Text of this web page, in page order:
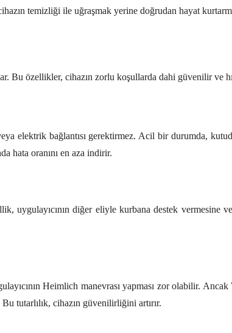
temizliği ile uğraşmak yerine doğrudan hayat
özellikler, cihazın zorlu koşullarda dahi güvenilir ve
elektrik bağlantısı gerektirmez. Acil bir durumda,
hata oranını en aza indirir.
uygulayıcının diğer eliyle kurbana destek vermesine
Heimlich manevrası yapması zor olabilir. Ancak
tutarlılık, cihazın güvenilirliğini artırır.